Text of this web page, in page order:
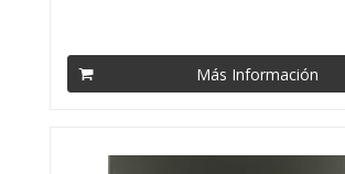
Más Información